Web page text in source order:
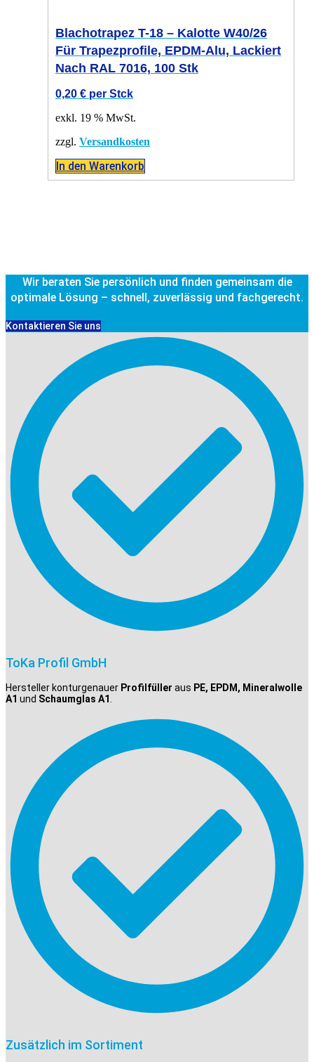
Blachotrapez T-18 – Kalotte W40/26
Für Trapezprofile, EPDM-Alu, Lackiert
Nach RAL 7016, 100 Stk
0,20 € per Stck
exkl. 19 % MwSt.
zzgl. Versandkosten
In den Warenkorb
Wir beraten Sie persönlich und finden gemeinsam die
optimale Lösung – schnell, zuverlässig und fachgerecht.
Kontaktieren Sie uns
ToKa Profil GmbH
Hersteller konturgenauer Profilfüller aus PE, EPDM, Mineralwolle
A1 und Schaumglas A1
Zusätzlich im Sortiment